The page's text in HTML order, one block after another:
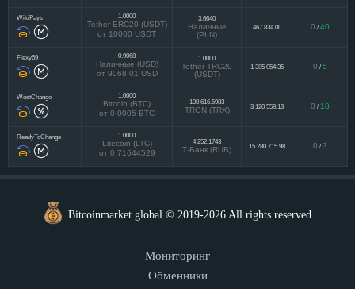
WikiPays 1.0000
Tether ERC20 (USDT)
от 10000 USDT
3.6640
Наличные
(PLN)
467 834.00 0 / 40
Flexy69 0.9068
Наличные (USD)
от 9068.01 USD
1.0000
Tether TRC20
(USDT)
1 385 054.35 0 / 5
WestChange 1.0000
Bitcoin (BTC)
от 0.0005 BTC
198 616.5983
TRON (TRX) 3 120 558.13 0 / 18
ReadyToChange 1.0000
Litecoin (LTC)
от 0.71644529
4 252.1743
Т-Банк (RUB) 15 280 715.98 0 / 3
Bitcoinmarket.global © 2019-2026 All rights reserved.
Мониторинг
Обменники